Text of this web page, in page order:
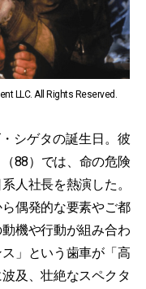
LLC. All Rights Reserved.
シゲタの誕生日。彼
88）では、命の危険
人社長を熱演した。
偶発的な要素やご都
機や行動が組み合わ
」という歯車が「高
及、壮絶なスペクタ